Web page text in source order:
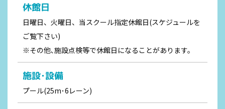
休館日
日曜日、火曜日、当スクール指定休館日(スケジュールを
ご覧下さい)
※その他､施設点検等で休館日になることがあります。
施設･設備
プール(25m･6レーン)